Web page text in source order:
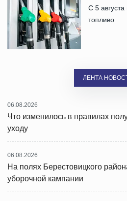
С 5
топливо
ЛЕНТА
06.08.2026
Что изменилось в правилах
уходу
06.08.2026
На полях Берестовицкого
уборочной кампании